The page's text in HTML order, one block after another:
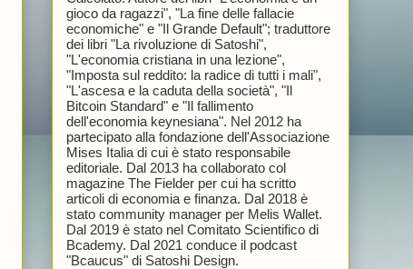
gioco da ragazzi", "La fine delle fallacie
economiche" e "Il Grande Default"; traduttore
dei libri "La rivoluzione di Satoshi",
"L'economia cristiana in una lezione",
"Imposta sul reddito: la radice di tutti i mali",
"L'ascesa e la caduta della società", "Il
Bitcoin Standard" e "Il fallimento
dell'economia keynesiana". Nel 2012 ha
partecipato alla fondazione dell'Associazione
Mises Italia di cui è stato responsabile
editoriale. Dal 2013 ha collaborato col
magazine The Fielder per cui ha scritto
articoli di economia e finanza. Dal 2018 è
stato community manager per Melis Wallet.
Dal 2019 è stato nel Comitato Scientifico di
Bcademy. Dal 2021 conduce il podcast
"Bcaucus" di Satoshi Design.